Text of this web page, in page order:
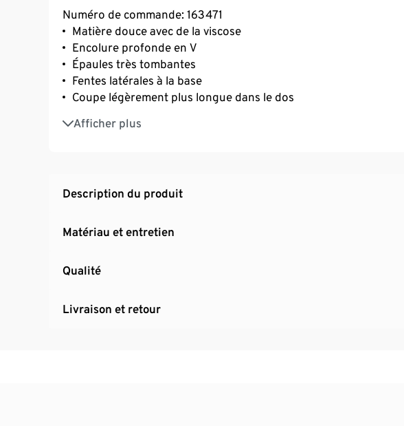
Numéro de commande: 163471
Matière douce avec de la viscose
Encolure profonde en V
Épaules très tombantes
Fentes latérales à la base
Coupe légèrement plus longue dans le dos
Afficher plus
Bords côtelés élastiques aux extrémités des manches et à la base
Description du produit
Matériau et entretien
Qualité
Livraison et retour